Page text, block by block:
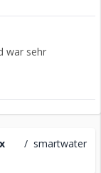
/ smartwater
war sehr